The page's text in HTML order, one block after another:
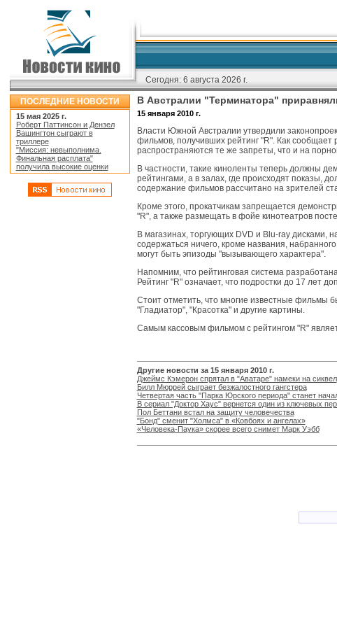
Сегодня: 6 августа 2026 г.
ПОСЛЕДНИЕ НОВОСТИ
15 мая 2025 г.
Роберт Паттинсон и Дензел
Вашингтон сыграют в
триллере
"Миссия: невыполнима.
Финальная расплата"
получила высокие оценки
В Австралии "Терминатора"
15 января 2010 г.
Власти Южной Австралии утвердили
фильмов, получивших рейтинг "R". Как
распространяются те же запреты, что и на
В частности, такие киноленты теперь должны
рейтингами, а в залах, где происходят показы,
содержание фильмов рассчитано на зрителей
Кроме этого, прокатчикам запрещается
"R", а также размещать в фойе кинотеатров
В магазинах, торгующих DVD и Blu-ray дисками,
содержаться ничего, кроме названия,
могут быть эпизоды "вызывающего характера".
Напомним, что рейтинговая система
Рейтинг "R" означает, что подростки до 17 лет
Стоит отметить, что многие известные фильмы
"Гладиатор", "Красотка" и другие картины.
Самым кассовым фильмом с рейтингом "R"
Другие новости за 15 января 2010 г.
Джеймс Кэмерон спрятал в "Аватаре" намеки на сиквел
Билл Мюррей сыграет безжалостного гангстера
Четвертая часть "Парка Юрского периода" станет
В сериал "Доктор Хаус" вернется один из ключевых
Пол Беттани встал на защиту человечества
"Бонд" сменит "Холмса" в «Ковбоях и ангелах»
«Человека-Паука» скорее всего снимет Марк Уэбб